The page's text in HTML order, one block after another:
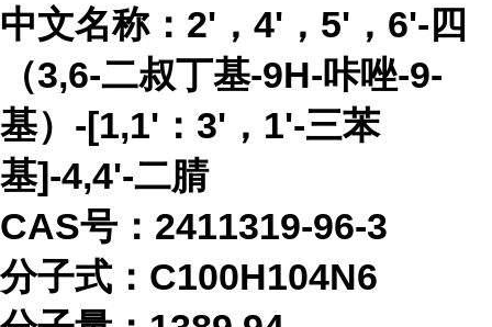
中文名称： 2'，4'，5'，6'-四
（3,6-二叔丁基-9H-咔唑-9-
基）-[1,1'：3'，1'-三苯
基]-4,4'-二腈
CAS号：2411319-96-3
分子式： C100H104N6